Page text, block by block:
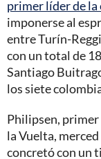
primer líder de la
imponerse al
entre Turín-
con un total de
Santiago
los siete
Philipsen,
la Vuelta,
concretó con un